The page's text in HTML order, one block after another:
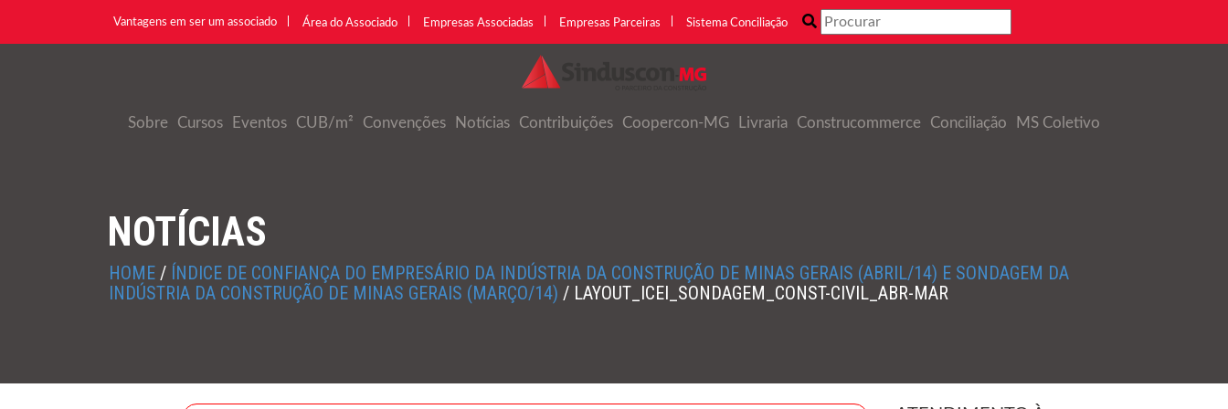
Vantagens em ser um associado Área do Associado Empresas Associadas Empresas Parceiras Sistema Conciliação
Sobre Cursos Eventos CUB/m² Convenções Notícias Contribuições Coopercon-MG Livraria Construcommerce Conciliação MS Coletivo
NOTÍCIAS
HOME / ÍNDICE DE CONFIANÇA DO EMPRESÁRIO DA INDÚSTRIA DA CONSTRUÇÃO DE MINAS GERAIS (ABRIL/14) E SONDAGEM DA
INDÚSTRIA DA CONSTRUÇÃO DE MINAS GERAIS (MARÇO/14) / LAYOUT_ICEI_SONDAGEM_CONST-CIVIL_ABR-MAR